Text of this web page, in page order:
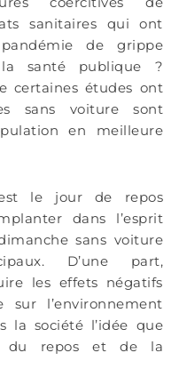
sanitaires qui ont
de grippe
santé publique ?
certaines études ont
sans voiture sont
en meilleure
le jour de repos
dans l’esprit
sans voiture
D’une part,
les effets négatifs
l’environnement
la société l’idée que
du repos et de la